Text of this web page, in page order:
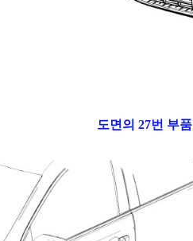
도면의 27번 부품